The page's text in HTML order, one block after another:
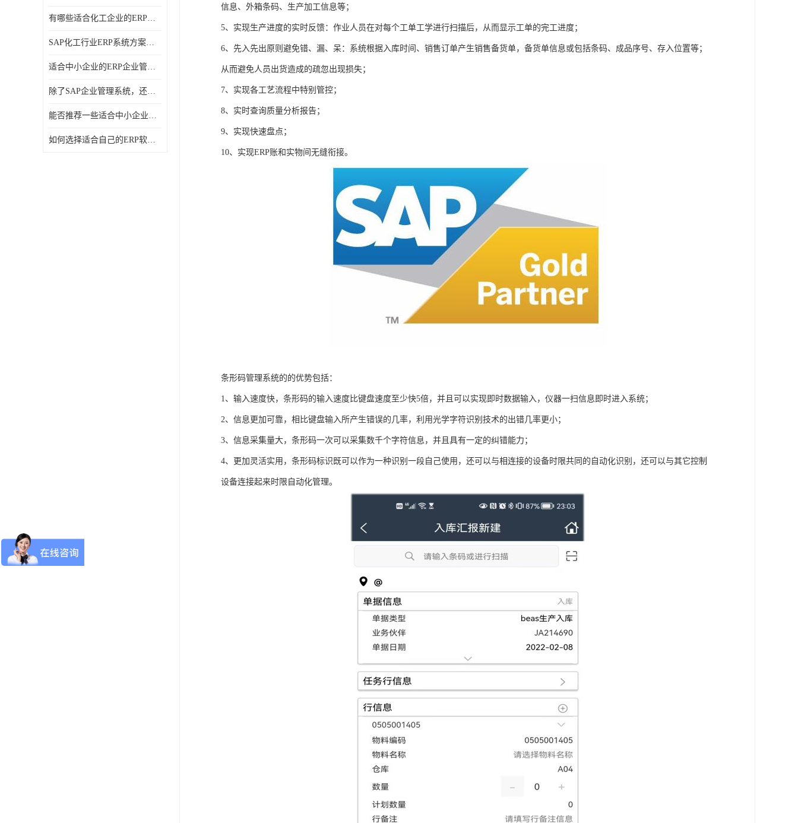
有哪些适合化工企业的ERP管理系统？分别需要多少钱？
SAP化工行业ERP系统方案介绍？SAP实施商，北京奥维奥
适合中小企业的ERP企业管理系统的价格大概是多少？北京奥维奥
除了SAP企业管理系统，还有哪些类似的企业管理软件可以推荐？
能否推荐一些适合中小企业的ERP企业管理软件？北京奥维奥
如何选择适合自己的ERP软件？北京奥维奥
信息、外箱条码、生产加工信息等；
5、实现生产进度的实时反馈：作业人员在对每个工单工学进行扫描后，从而显示工单的完工进度；
6、先入先出原则避免错、漏、呆：系统根据入库时间、销售订单产生销售备货单，备货单信息或包括条码、成品序号、存入位置等；
从而避免人员出货造成的疏忽出现损失；
7、实现各工艺流程中特别管控；
8、实时查询质量分析报告；
9、实现快速盘点；
10、实现ERP账和实物间无缝衔接。
条形码管理系统的的优势包括：
1、输入速度快，条形码的输入速度比键盘速度至少快5倍，并且可以实现即时数据输入，仪器一扫信息即时进入系统；
2、信息更加可靠，相比键盘输入所产生错误的几率，利用光学字符识别技术的出错几率更小；
3、信息采集量大，条形码一次可以采集数千个字符信息，并且具有一定的纠错能力；
4、更加灵活实用，条形码标识既可以作为一种识别一段自己使用，还可以与相连接的设备时限共同的自动化识别，还可以与其它控制
设备连接起来时限自动化管理。